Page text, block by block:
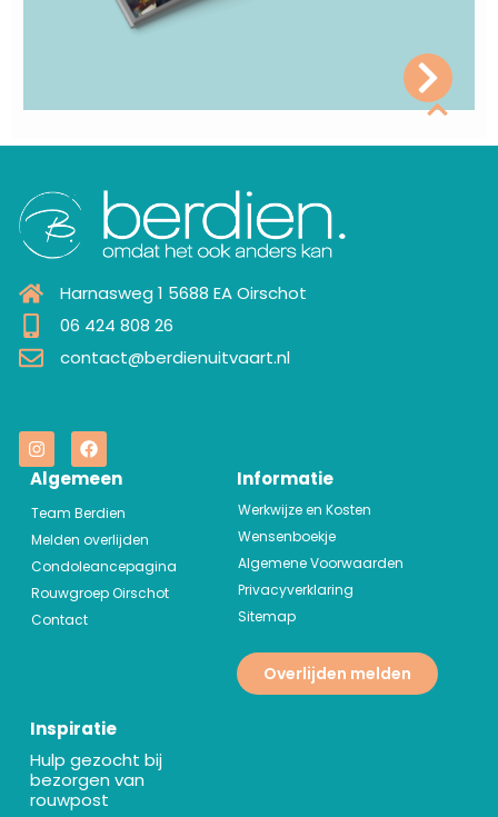
Harnasweg 1 5688 EA Oirschot
06 424 808 26
contact@berdienuitvaart.nl
Algemeen
Team Berdien
Melden overlijden
Condoleancepagina
Rouwgroep Oirschot
Contact
Informatie
Werkwijze en Kosten
Wensenboekje
Algemene Voorwaarden
Privacyverklaring
Sitemap
Overlijden melden
Inspiratie
Hulp gezocht bij
bezorgen van
rouwpost